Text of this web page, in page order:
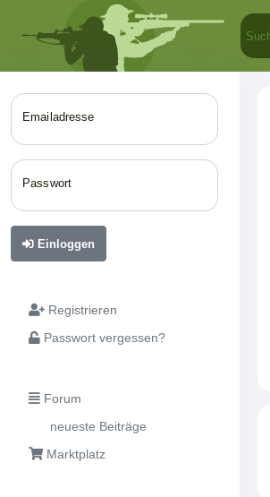
Emailadresse
Passwort
Einloggen
Registrieren
Passwort vergessen?
Forum
neueste Beiträge
Marktplatz